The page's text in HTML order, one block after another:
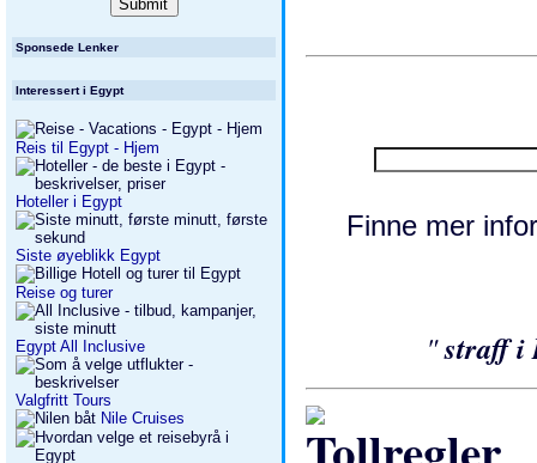
Sponsede Lenker
Interessert i Egypt
Reis til Egypt - Hjem
Hoteller i Egypt
Siste øyeblikk Egypt
Reise og turer
Egypt All Inclusive
Valgfritt Tours
Nile Cruises
Finne mer
"straff i